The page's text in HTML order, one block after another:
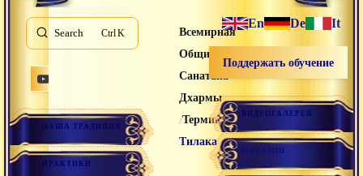
Search K
НАША ТРАДИЦИЯ
ПРАКТИКИ
Всемирная
Община
Санатана
Дхармы
/Термины/
Тилака
En De It
Поддержать обучение
ВИДЕОГАЛЕРЕЯ
МАГАЗИН